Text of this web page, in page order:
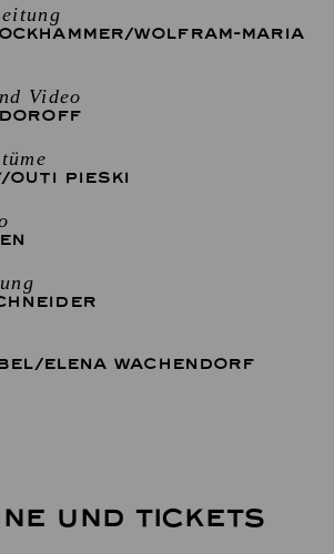
/WOLFRAM-MARIA
Video
/OUTI PIESKI
/ELENA WACHENDORF
UND TICKETS